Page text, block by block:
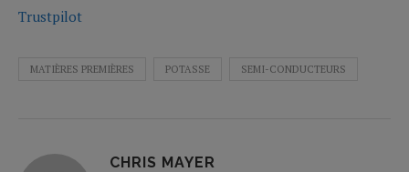
Trustpilot
MATIÈRES PREMIÈRES POTASSE SEMI-CONDUCTEURS
CHRIS MAYER